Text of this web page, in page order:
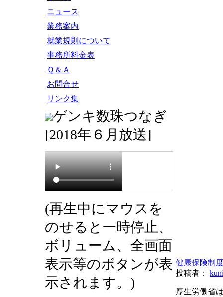
ニュース
業務案内
就業規則について
事務所料金表
Ｑ＆Ａ
お問合せ
リンク集
ゲンキ数珠つなぎ
[2018年６月放送]
(再生中にマウスを
のせると一時停止、
ボリューム、全画面
表示等のボタンが表
示されます。)
健康保険制度
投稿者：
厚生労働省